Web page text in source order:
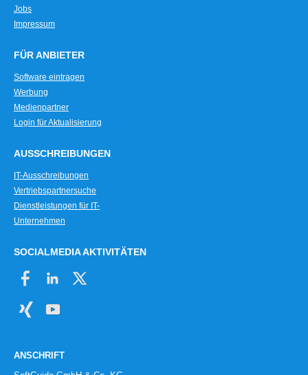
Jobs
Impressum
FÜR ANBIETER
Software eintragen
Werbung
Medienpartner
Login für Aktualisierung
AUSSCHREIBUNGEN
IT-Ausschreibungen
Vertriebspartnersuche
Dienstleistungen für IT-
Unternehmen
SOCIALMEDIA AKTIVITÄTEN
ANSCHRIFT